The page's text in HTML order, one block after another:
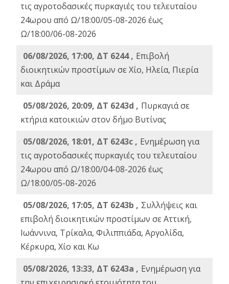
τις αγροτοδασικές πυρκαγιές του τελευταίου
24ωρου από Ω/18:00/05-08-2026 έως
Ω/18:00/06-08-2026
06/08/2026, 17:00, ΔΤ 6244 , Επιβολή
διοικητικών προστίμων σε Χίο, Ηλεία, Πιερία
και Δράμα
05/08/2026, 20:09, ΔΤ 6243d , Πυρκαγιά σε
κτήρια κατοικιών στον δήμο Βυτίνας
05/08/2026, 18:01, ΔΤ 6243c , Ενημέρωση για
τις αγροτοδασικές πυρκαγιές του τελευταίου
24ωρου από Ω/18:00/04-08-2026 έως
Ω/18:00/05-08-2026
05/08/2026, 17:05, ΔΤ 6243b , Συλλήψεις και
επιβολή διοικητικών προστίμων σε Αττική,
Ιωάννινα, Τρίκαλα, Φιλιππιάδα, Αργολίδα,
Κέρκυρα, Χίο και Κω
05/08/2026, 13:33, ΔΤ 6243a , Ενημέρωση για